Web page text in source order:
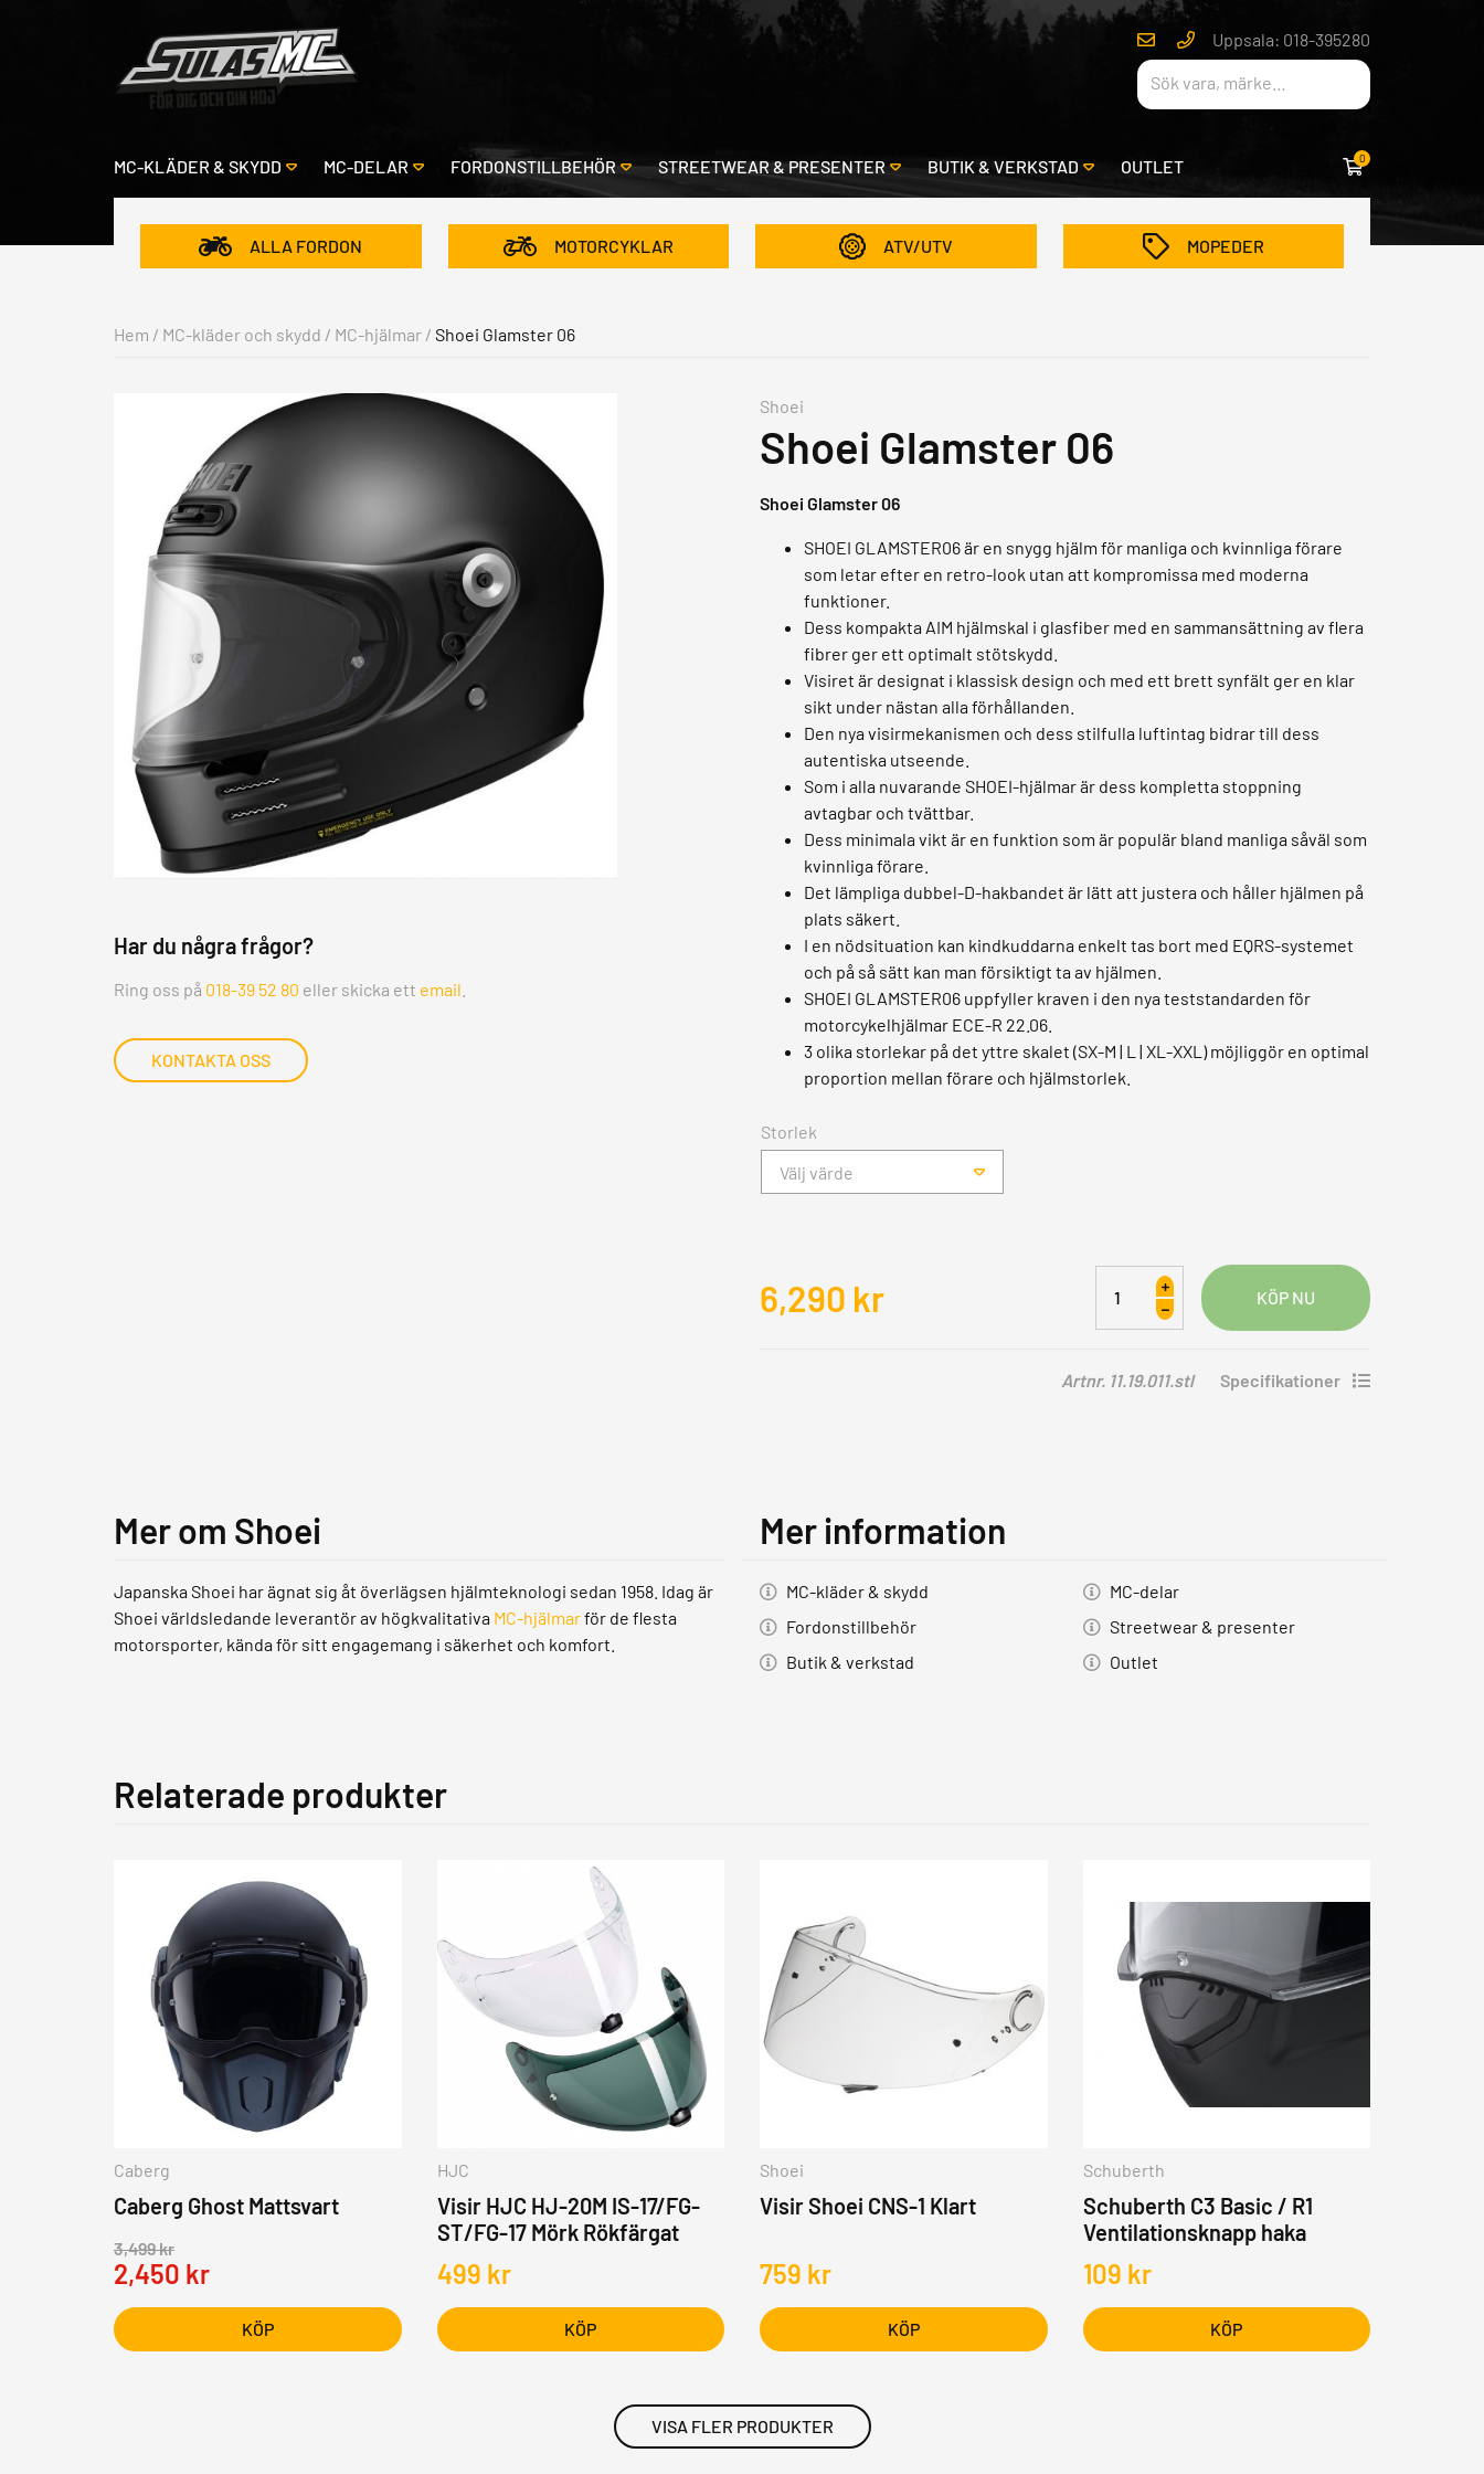
Uppsala: 018-395280
MC-KLÄDER & SKYDD MC-DELAR FORDONSTILLBEHÖR STREETWEAR & PRESENTER BUTIK & VERKSTAD OUTLET 0
ALLA FORDON MOTORCYKLAR ATV/UTV MOPEDER
Hem / MC-kläder och skydd / MC-hjälmar / Shoei Glamster 06
Har du några frågor?
Ring oss på 018-39 52 80 eller skicka ett email
KONTAKTA OSS
Shoei
Shoei Glamster 06
Shoei Glamster 06
SHOEI GLAMSTER06 är en snygg hjälm för manliga och kvinnliga förare
som letar efter en retro-look utan att kompromissa med moderna
funktioner.
Dess kompakta AIM hjälmskal i glasfiber med en sammansättning av flera
fibrer ger ett optimalt stötskydd.
Visiret är designat i klassisk design och med ett brett synfält ger en klar
sikt under nästan alla förhållanden.
Den nya visirmekanismen och dess stilfulla luftintag bidrar till dess
autentiska utseende.
Som i alla nuvarande SHOEI-hjälmar är dess kompletta stoppning
avtagbar och tvättbar.
Dess minimala vikt är en funktion som är populär bland manliga såväl som
kvinnliga förare.
Det lämpliga dubbel-D-hakbandet är lätt att justera och håller hjälmen på
plats säkert.
I en nödsituation kan kindkuddarna enkelt tas bort med EQRS-systemet
och på så sätt kan man försiktigt ta av hjälmen.
SHOEI GLAMSTER06 uppfyller kraven i den nya teststandarden för
motorcykelhjälmar ECE-R 22.06.
3 olika storlekar på det yttre skalet (SX-M | L | XL-XXL) möjliggör en optimal
proportion mellan förare och hjälmstorlek
Storlek
Välj värde
6,290 kr
Glamster
06
Artnr. 11.19.011.stl
Specifikationer
Mer om Shoei
Japanska Shoei har ägnat sig åt överlägsen hjälmteknologi sedan 1958. Idag är
Shoei världsledande leverantör av högkvalitativa MC-hjälmarför de flesta
motorsporter, kända för sitt engagemang i säkerhet och komfort.
Mer information
MC-kläder & skydd
MC-delar
Fordonstillbehör
Streetwear & presenter
Butik & verkstad
Outlet
Relaterade produkter
Caberg
Caberg Ghost Mattsvart
3,499kr
2,450 kr
KÖP
HJC
Visir HJC HJ-20M IS-17/FG-
ST/FG-17 Mörk Rökfärgat
499 kr
KÖP
Shoei
Visir Shoei CNS-1 Klart
759 kr
KÖP
Schuberth
Schuberth C3 Basic / R1
Ventilationsknapp haka
109 kr
KÖP
VISA FLER PRODUKTER